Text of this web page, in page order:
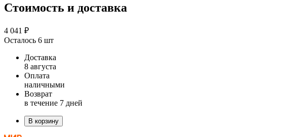
Стоимость и доставка
4 041 ₽
Осталось 6 шт
Доставка
8 августа
Оплата
наличными
Возврат
в течение 7 дней
В корзину